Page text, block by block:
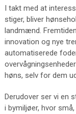
I takt med at
stiger, bliver
landmænd.
innovation og nye
automatiserede
høns, selv for dem
Derudover ser vi en
i bymiljøer, hvor